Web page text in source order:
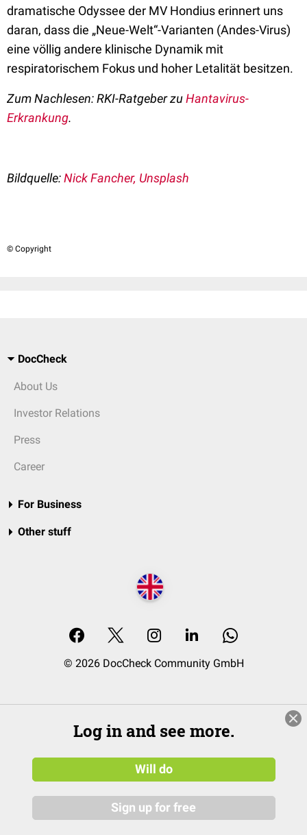
dramatische Odyssee der MV Hondius erinnert uns
daran, dass die „Neue-Welt“-Varianten (Andes-Virus)
eine völlig andere klinische Dynamik mit
respiratorischem Fokus und hoher Letalität besitzen.
Zum Nachlesen: RKI-Ratgeber zuHantavirus-
Erkrankung.
Bildquelle:Nick Fancher, Unsplash
© Copyright
DocCheck
About Us
Investor Relations
Press
Career
For Business
Other stuff
© 2026 DocCheck Community GmbH
Log in and see more.
Will do
Sign up for free